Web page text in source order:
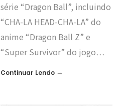
série “Dragon Ball”, incluindo
“CHA-LA HEAD-CHA-LA” do
anime “Dragon Ball Z” e
“Super Survivor” do jogo…
Continuar Lendo →